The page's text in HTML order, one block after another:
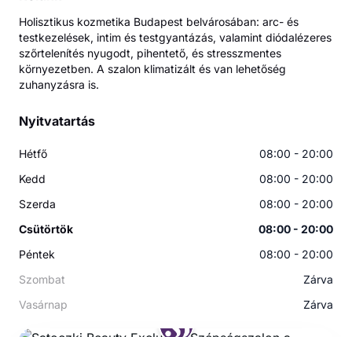
Holisztikus kozmetika Budapest belvárosában: arc- és
testkezelések, intim és testgyantázás, valamint diódalézeres
szőrtelenítés nyugodt, pihentető, és stresszmentes
környezetben. A szalon klimatizált és van lehetőség
zuhanyzásra is.
Nyitvatartás
Hétfő
08:00 - 20:00
Kedd
08:00 - 20:00
Szerda
08:00 - 20:00
Csütörtök
08:00 - 20:00
Péntek
08:00 - 20:00
Szombat
Zárva
Vasárnap
Zárva